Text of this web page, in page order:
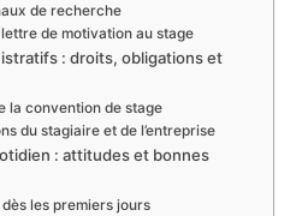
de recherche
de motivation au stage
: droits, obligations et
la convention de stage
du stagiaire et de l’entreprise
: attitudes et bonnes
les premiers jours